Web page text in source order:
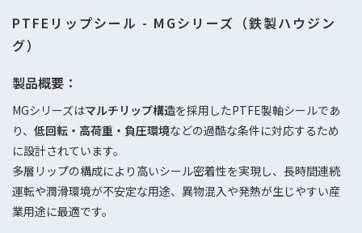
PTFEリップシール - MGシリーズ（鉄製ハウジン
グ）
製品概要：
MGシリーズはマルチリップ構造を採用したPTFE製軸シールであ
り、 低回転・高荷重・負圧環境などの過酷な条件に対応するため
に設計されています。
多層リップの構成により高いシール密着性を実現し、長時間連続
運転や潤滑環境が不安定な用途、異物混入や発熱が生じやすい産
業用途に最適です。